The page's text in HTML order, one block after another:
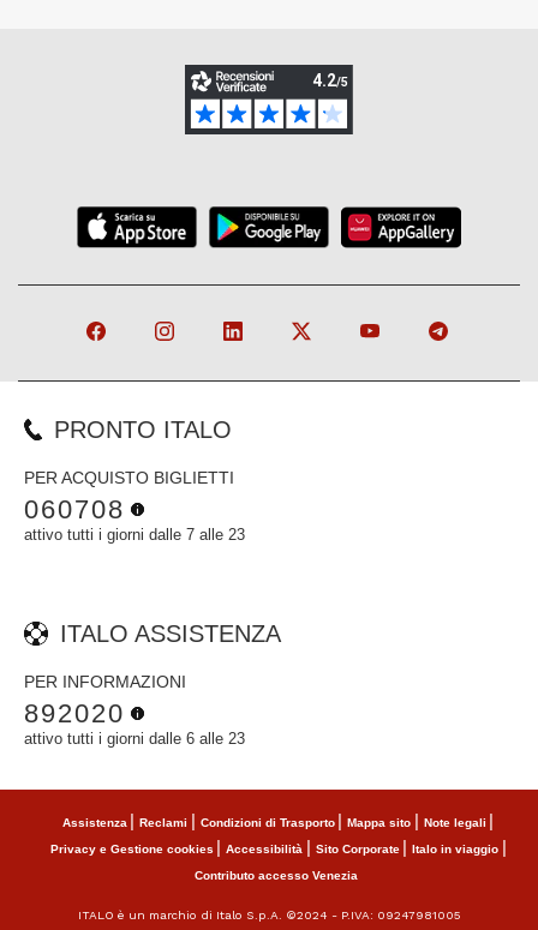
PRONTO ITALO
PER ACQUISTO BIGLIETTI
060708
attivo tutti i giorni dalle 7 alle 23
ITALO ASSISTENZA
PER INFORMAZIONI
892020
attivo tutti i giorni dalle 6 alle 23
Assistenza Reclami Condizioni di Trasporto Mappa sito
Note legali
Privacy e Gestione cookies
Accessibilità Sito Corporate
Italo in viaggio
Contributo accesso Venezia
ITALO è un marchio di Italo S.p.A. ©2024 - P.IVA: 09247981005